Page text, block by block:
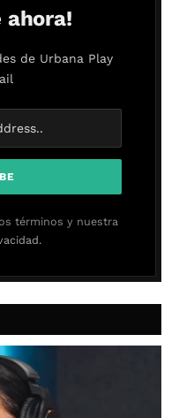
ahora!
de Urbana Play
términos y nuestra